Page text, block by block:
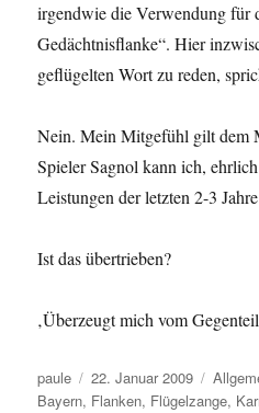
irgendwie die Verwendung für
Gedächtnisflanke“. Hier
geflügelten Wort zu reden,
Nein. Mein Mitgefühl gilt dem
Spieler Sagnol kann ich,
Leistungen der letzten 2-3
Ist das übertrieben?
‚Überzeugt mich vom
Autor
paule
Veröffentlicht
am
22. Januar 2009
Bayern, Flanken, Flügelzange,